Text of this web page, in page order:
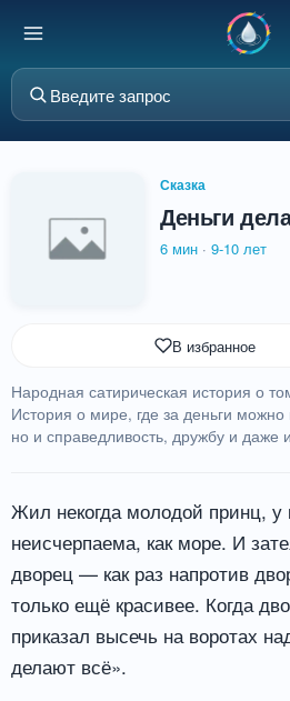
Сказка
Деньги
6 мин · 9-10 лет
Народная сатирическая история о
История о мире, где за деньги можно
но и справедливость, дружбу и даже
В избранное
Жил некогда молодой принц, у
неисчерпаема, как море. И
дворец — как раз напротив
только ещё красивее. Когда
приказал высечь на воротах
делают всё».